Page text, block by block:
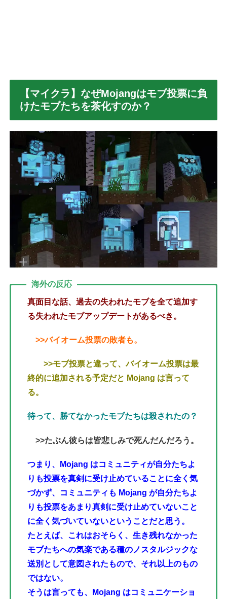
【マイクラ】なぜMojangはモブ投票に負
けたモブたちを茶化すのか？
海外の反応
真面目な話、過去の失われたモブを全て追加す
る失われたモブアップデートがあるべき。
>>バイオーム投票の敗者も。
>>モブ投票と違って、バイオーム投票は最
終的に追加される予定だと Mojang は言って
る。
待って、勝てなかったモブたちは殺されたの？
>>たぶん彼らは皆悲しみで死んだんだろう。
つまり、Mojang はコミュニティが自分たちよ
りも投票を真剣に受け止めていることに全く気
づかず、コミュニティも Mojang が自分たちよ
りも投票をあまり真剣に受け止めていないこと
に全く気づいていないということだと思う。
たとえば、これはおそらく、生き残れなかった
モブたちへの気楽である種のノスタルジックな
送別として意図されたもので、それ以上のもの
ではない。
そうは言っても、Mojang はコミュニケーショ